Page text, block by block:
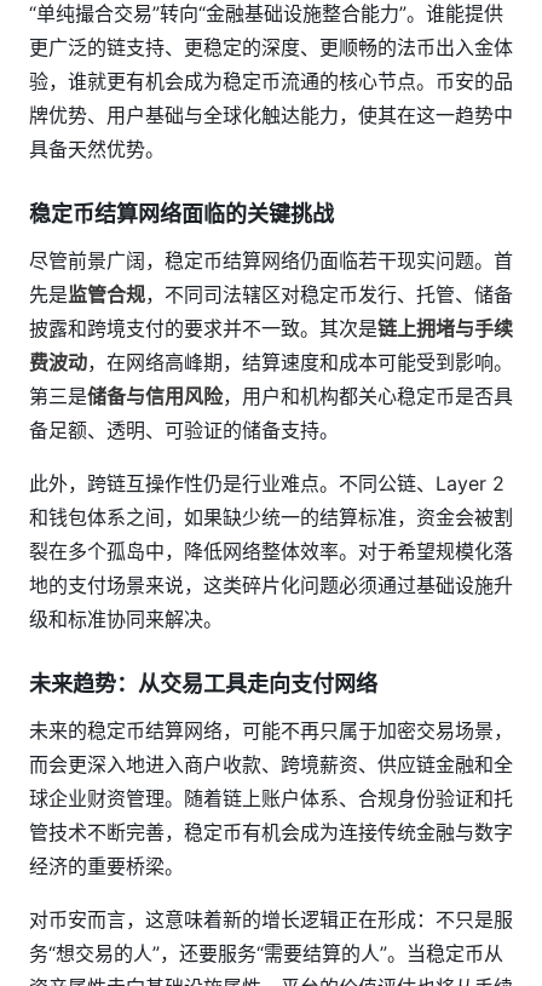
“单纯撮合交易”转向“金融基础设施整合能力”。谁能提供
更广泛的链支持、更稳定的深度、更顺畅的法币出入金体
验，谁就更有机会成为稳定币流通的核心节点。币安的品
牌优势、用户基础与全球化触达能力，使其在这一趋势中
具备天然优势。
稳定币结算网络面临的关键挑战
尽管前景广阔，稳定币结算网络仍面临若干现实问题。首
先是监管合规，不同司法辖区对稳定币发行、托管、储备
披露和跨境支付的要求并不一致。其次是链上拥堵与手续
费波动，在网络高峰期，结算速度和成本可能受到影响。
第三是储备与信用风险，用户和机构都关心稳定币是否具
备足额、透明、可验证的储备支持。
此外，跨链互操作性仍是行业难点。不同公链、Layer 2
和钱包体系之间，如果缺少统一的结算标准，资金会被割
裂在多个孤岛中，降低网络整体效率。对于希望规模化落
地的支付场景来说，这类碎片化问题必须通过基础设施升
级和标准协同来解决。
未来趋势：从交易工具走向支付网络
未来的稳定币结算网络，可能不再只属于加密交易场景，
而会更深入地进入商户收款、跨境薪资、供应链金融和全
球企业财资管理。随着链上账户体系、合规身份验证和托
管技术不断完善，稳定币有机会成为连接传统金融与数字
经济的重要桥梁。
对币安而言，这意味着新的增长逻辑正在形成：不只是服
务“想交易的人”，还要服务“需要结算的人”。当稳定币从